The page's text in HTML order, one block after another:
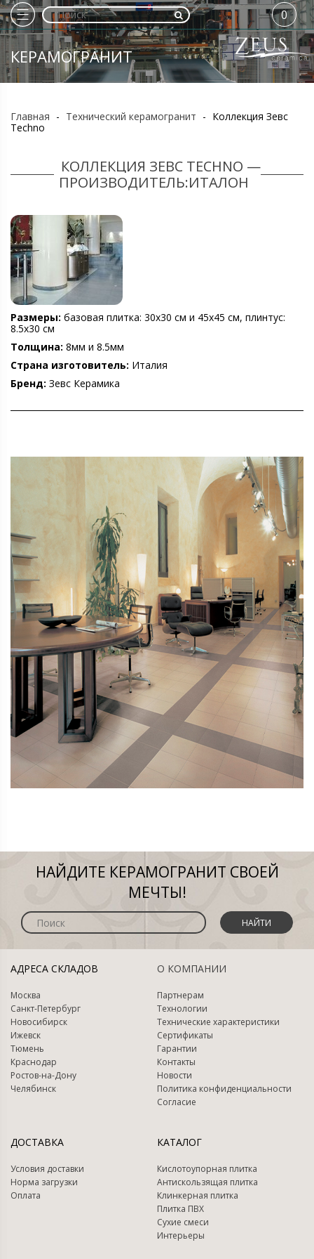
КЕРАМОГРАНИТ
0
Главная - Технический керамогранит - Коллекция Зевс
Techno
КОЛЛЕКЦИЯ ЗЕВС TECHNO —
ПРОИЗВОДИТЕЛЬ:ИТАЛОН
Размеры: базовая плитка: 30х30 см и 45х45 см, плинтус:
8.5х30 см
Толщина: 8мм и 8.5мм
Страна изготовитель: Италия
Бренд: Зевс Керамика
НАЙДИТЕ КЕРАМОГРАНИТ СВОЕЙ
МЕЧТЫ!
НАЙТИ
АДРЕСА СКЛАДОВ
Москва
Санкт-Петербург
Новосибирск
Ижевск
Тюмень
Краснодар
Ростов-на-Дону
Челябинск
О КОМПАНИИ
Партнерам
Технологии
Технические характеристики
Сертификаты
Гарантии
Контакты
Новости
Политика конфиденциальности
Согласие
ДОСТАВКА
Условия доставки
Норма загрузки
Оплата
КАТАЛОГ
Кислотоупорная плитка
Антискользящая плитка
Клинкерная плитка
Плитка ПВХ
Сухие смеси
Интерьеры